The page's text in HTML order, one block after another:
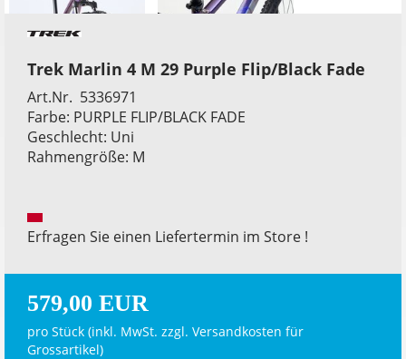
Trek Marlin 4 M 29 Purple Flip/Black Fade
Art.Nr. 5336971
Farbe: PURPLE FLIP/BLACK FADE
Geschlecht: Uni
Rahmengröße: M
Erfragen Sie einen Liefertermin im Store !
579,00 EUR
pro Stück (inkl. MwSt. zzgl. Versandkosten für
Grossartikel)